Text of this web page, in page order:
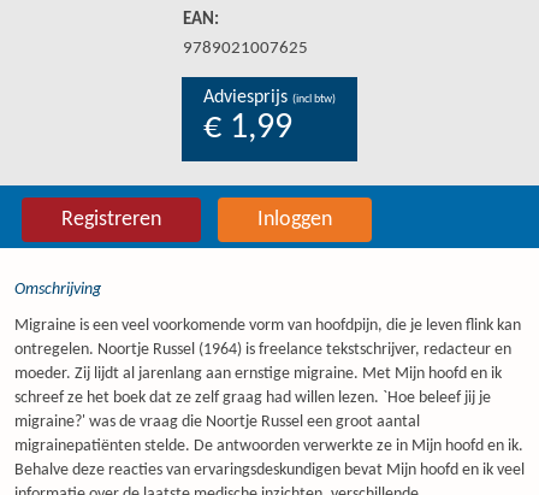
EAN:
9789021007625
Adviesprijs (incl btw)
€ 1,99
Registreren Inloggen
Omschrijving
Migraine is een veel voorkomende vorm van hoofdpijn, die je leven flink kan
ontregelen. Noortje Russel (1964) is freelance tekstschrijver, redacteur en
moeder. Zij lijdt al jarenlang aan ernstige migraine. Met Mijn hoofd en ik
schreef ze het boek dat ze zelf graag had willen lezen. `Hoe beleef jij je
migraine?' was de vraag die Noortje Russel een groot aantal
migrainepatiënten stelde. De antwoorden verwerkte ze in Mijn hoofd en ik.
Behalve deze reacties van ervaringsdeskundigen bevat Mijn hoofd en ik veel